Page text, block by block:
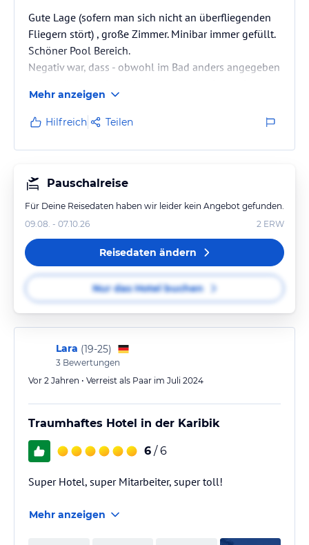
Gute Lage (sofern man sich nicht an überfliegenden
Fliegern stört) , große Zimmer. Minibar immer gefüllt.
Schöner Pool Bereich.
Negativ war, dass - obwohl im Bad anders angegeben
auch wenn sie zur Wiederverwendung aufgehängt
waren. Gegen Ende des Urlaubs wurden die
Handtücher nur entfernt aber keine neuen gebracht.
Auf die Bitte nach neuen Handtüchern hin wurde
Minuten waren keine da. Nachfrage an der Rezeption:
"Die Tücher…
Mehr anzeigen
Hilfreich Teilen
Pauschalreise
Für Deine Reisedaten haben wir leider kein Angebot gefunden.
09.08. - 07.10.26
2 ERW
Reisedaten ändern
Nur das Hotel buchen
Lara (19-25)
3 Bewertungen
Vor 2 Jahren • Verreist als Paar im Juli 2024
Traumhaftes Hotel in der Karibik
6 / 6
Super Hotel, super Mitarbeiter, super toll!
Mehr anzeigen